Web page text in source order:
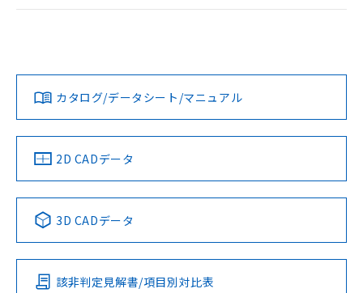
ログイン/会員登録
ダウンロードデータをご利用いただく前に、以下を必ずお読
みください。
ソフトウェアの使用条件
EU RoHS 注意事項・凡例
対応済み
中国 RoHS 注意事項・凡例
Pb Hg Cd Cr(VI)
O
LR型式承認
（イギリス
船舶規格）
DNV型式承認
（ノルウェー
BV型式承認
（フランス
KR型式
（韓国
No No No No
この製品の規格認証/適合状況ページへ
その他の認証はこちらのページからご検索ください
カタログ/データシート/マニュアル
2D CADデータ
3D CADデータ
該非判定見解書/項目別対比表